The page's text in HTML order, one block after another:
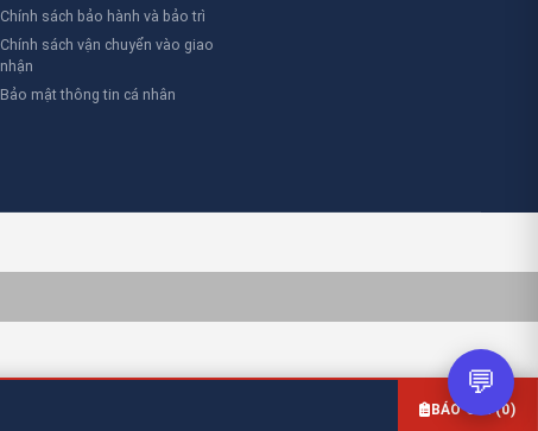
Chính sách bảo hành và bảo trì
Chính sách vận chuyển vào giao
nhận
Bảo mật thông tin cá nhân
BÁO GIÁ (0)
💬